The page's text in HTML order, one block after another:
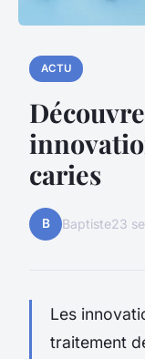
ACTU
caries
B Baptiste23
Les
traitement